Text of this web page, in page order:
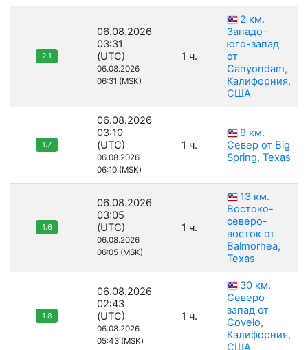
2.1
06.08.2026
03:31
(UTC)
06.08.2026
06:31 (MSK)
1 ч.
2 км.
Западо-
юго-запад
от
Canyondam,
Калифорния,
США
1.7
06.08.2026
03:10
(UTC)
06.08.2026
06:10 (MSK)
1 ч.
9 км.
Север от Big
Spring, Texas
1.6
06.08.2026
03:05
(UTC)
06.08.2026
06:05 (MSK)
1 ч.
13 км.
Востоко-
северо-
восток от
Balmorhea,
Texas
1.8
06.08.2026
02:43
(UTC)
06.08.2026
05:43 (MSK)
1 ч.
30 км.
Северо-
запад от
Covelo,
Калифорния,
США